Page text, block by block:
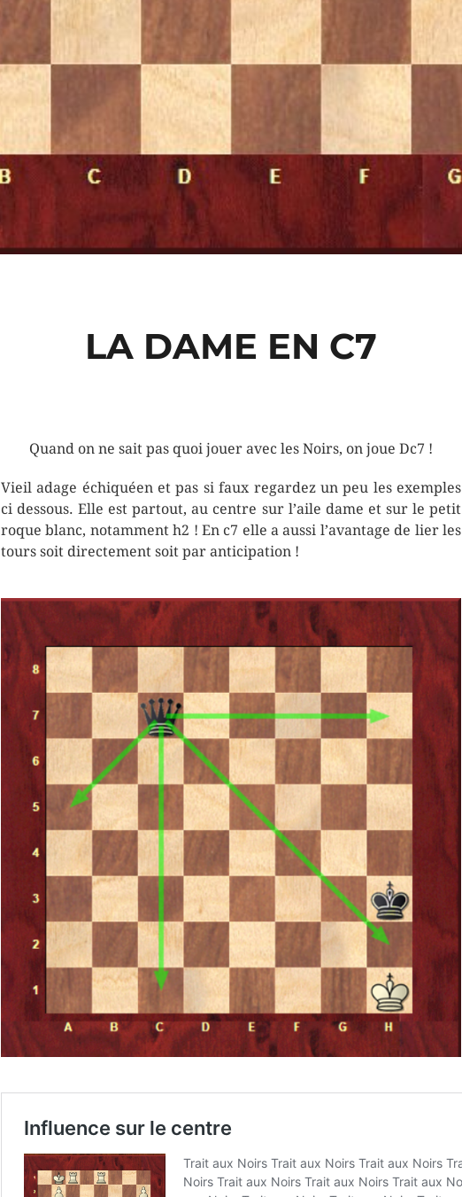
LA DAME EN C7
Quand on ne sait pas quoi jouer avec les Noirs, on joue Dc7 !
Vieil adage échiquéen et pas si faux regardez un peu les exemples
ci dessous. Elle est partout, au centre sur l’aile dame et sur le petit
roque blanc, notamment h2 ! En c7 elle a aussi l’avantage de lier les
tours soit directement soit par anticipation !